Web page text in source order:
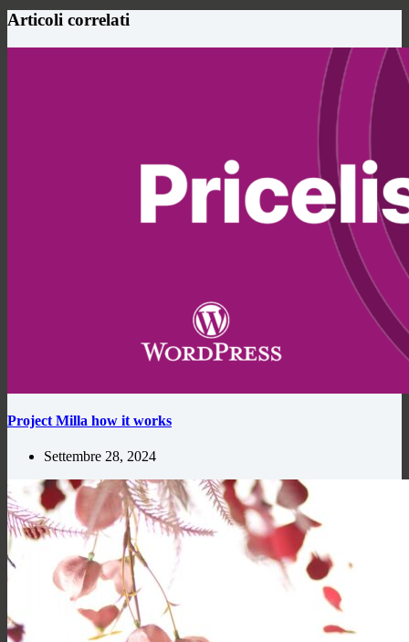
Articoli correlati
Project Milla how it works
Settembre 28, 2024